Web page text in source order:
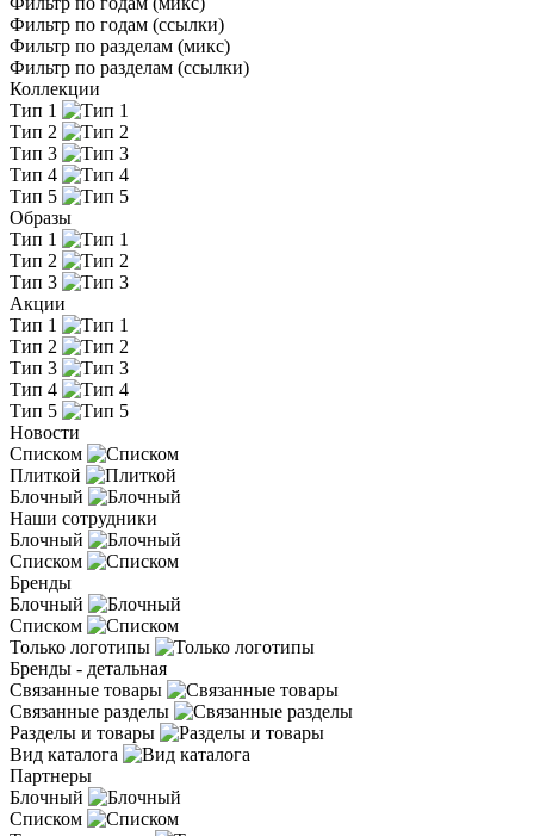
Фильтр по годам (ссылки)
Фильтр по разделам (микс)
Фильтр по разделам (ссылки)
Коллекции
Тип 1
Тип 2
Тип 3
Тип 4
Тип 5
Образы
Тип 1
Тип 2
Тип 3
Акции
Тип 1
Тип 2
Тип 3
Тип 4
Тип 5
Новости
Списком
Плиткой
Блочный
Наши сотрудники
Блочный
Списком
Бренды
Блочный
Списком
Только логотипы
Бренды - детальная
Связанные товары
Связанные разделы
Разделы и товары
Вид каталога
Партнеры
Блочный
Списком